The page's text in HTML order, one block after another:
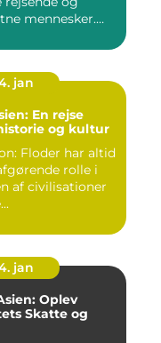
mennesker.
jan
En rejse
og kultur
Floder har altid
rolle i
af civilisationer
jan
Oplev
Skatte og